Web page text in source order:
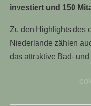
investiert und 150
Zu den Highlights des
Niederlande zählen
das attraktive Bad-